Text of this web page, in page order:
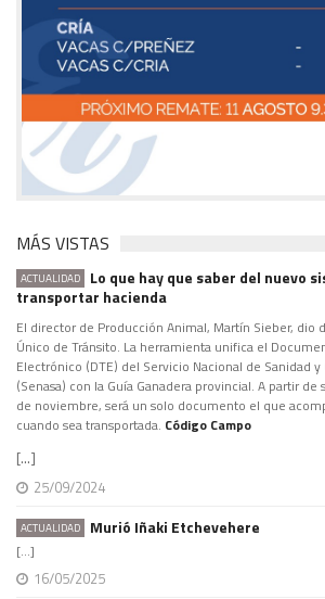
MÁS VISTAS
ACTUALIDAD
Lo que hay que saber del nuevo
transportar hacienda
El director de Producción Animal, Martín Sieber, dio
Único de Tránsito. La herramienta unifica el
Electrónico (DTE) del Servicio Nacional de Sanidad
(Senasa) con la Guía Ganadera provincial. A partir de
de noviembre, será un solo documento el que
cuando sea transportada. Código Campo
[...]
25/09/2024
ACTUALIDAD Murió Iñaki Etchevehere
[...]
16/05/2025